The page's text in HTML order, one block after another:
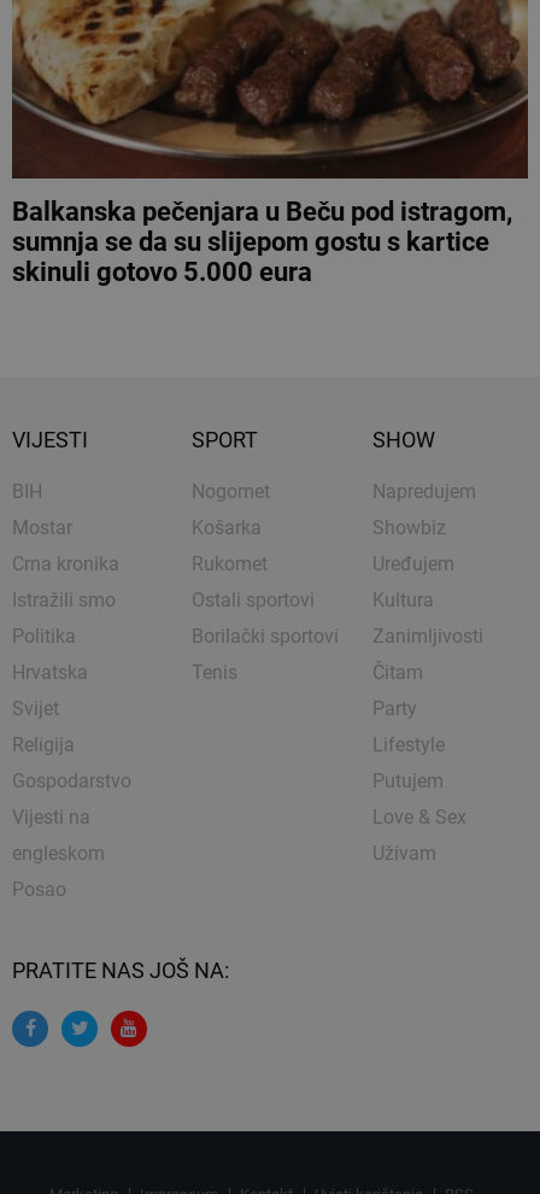
Balkanska pečenjara u Beču pod istragom,
sumnja se da su slijepom gostu s kartice
skinuli gotovo 5.000 eura
VIJESTI
BIH
Mostar
Crna kronika
Istražili smo
Politika
Hrvatska
Svijet
Religija
Gospodarstvo
Vijesti na
engleskom
Posao
SPORT
Nogomet
Košarka
Rukomet
Ostali sportovi
Borilački sportovi
Tenis
SHOW
Napredujem
Showbiz
Uređujem
Kultura
Zanimljivosti
Čitam
Party
Lifestyle
Putujem
Love & Sex
Uživam
PRATITE NAS JOŠ NA: